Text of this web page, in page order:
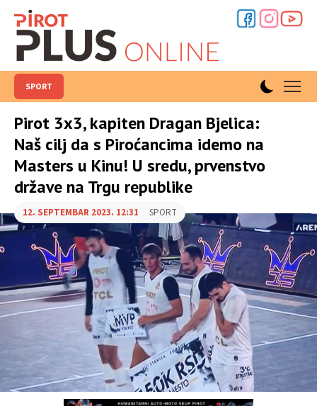
SPORT
Pirot 3x3, kapiten Dragan Bjelica:
Naš cilj da s Piroćancima idemo na
Masters u Kinu! U sredu, prvenstvo
države na Trgu republike
12. SEPTEMBAR 2023. 12:31 SPORT